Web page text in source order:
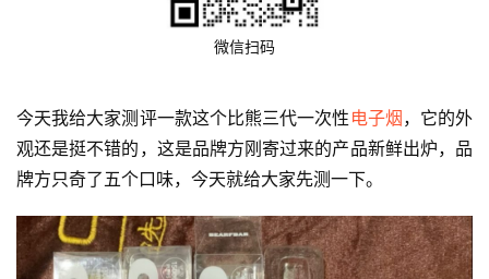
微信扫码
今天我给大家测评一款这个比熊三代一次性 电子烟 ，它的外
观还是挺不错的，这是品牌方刚寄过来的产品新鲜出炉，品
牌方只奇了五个口味，今天就给大家先测一下。